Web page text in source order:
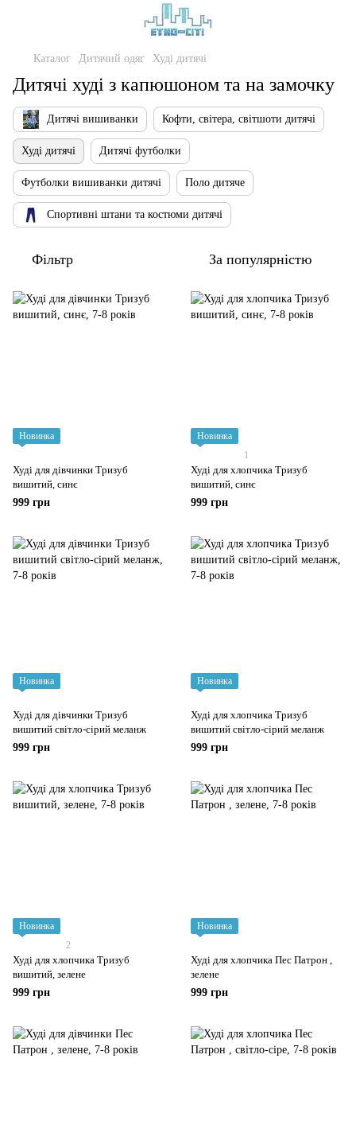
Каталог Дитячий одяг Худі дитячі
Дитячі худі з капюшоном та на замочку
Дитячі вишиванки Кофти, світера, світшоти дитячі
Худі дитячі Дитячі футболки
Футболки вишиванки дитячі Поло дитяче
Спортивні штани та костюми дитячі
Фільтр За популярністю
Новинка
Худі для дівчинки Тризуб
вишитий, синє
999 грн
Новинка
1
Худі для хлопчика Тризуб
вишитий, синє
999 грн
Новинка
Худі для дівчинки Тризуб
вишитий світло-сірий меланж
999 грн
Новинка
Худі для хлопчика Тризуб
вишитий світло-сірий меланж
999 грн
Новинка
2
Худі для хлопчика Тризуб
вишитий, зелене
999 грн
Новинка
Худі для хлопчика Пес Патрон ,
зелене
999 грн